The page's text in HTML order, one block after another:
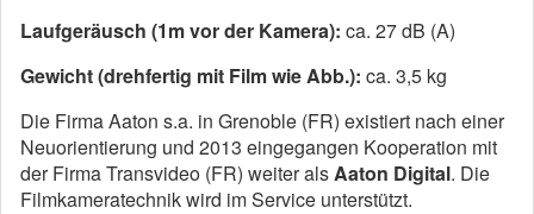
Laufgeräusch (1m vor der Kamera): ca. 27 dB (A)
Gewicht (drehfertig mit Film wie Abb.): ca. 3,5 kg
Die Firma Aaton s.a. in Grenoble (FR) existiert nach einer
Neuorientierung und 2013 eingegangen Kooperation mit
der Firma Transvideo (FR) weiter alsAaton Digital. Die
Filmkameratechnik wird im Service unterstützt.